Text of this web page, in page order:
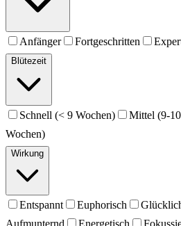
Anfänger Fortgeschritten
Blütezeit
Schnell (< 9 Wochen) Mittel (9-
Wochen)
Wirkung
Entspannt Euphorisch